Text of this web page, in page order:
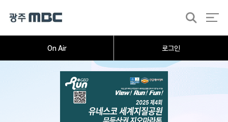
On Air 로그인
검